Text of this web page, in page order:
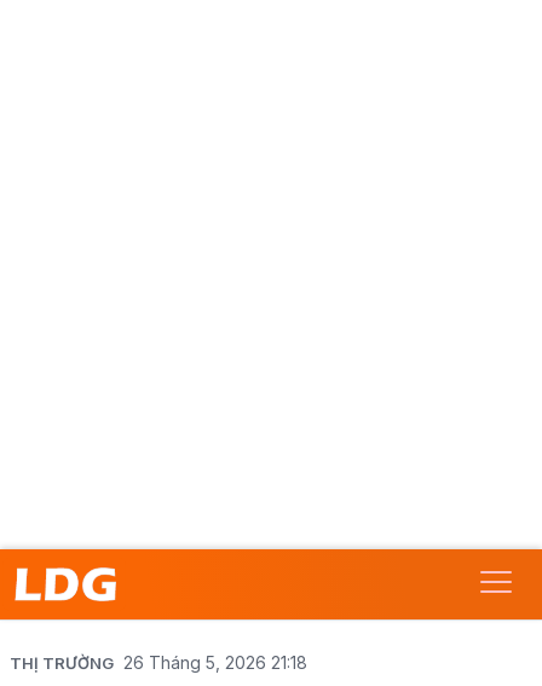
THỊ TRƯỜNG 26 Tháng 5, 2026 21:18